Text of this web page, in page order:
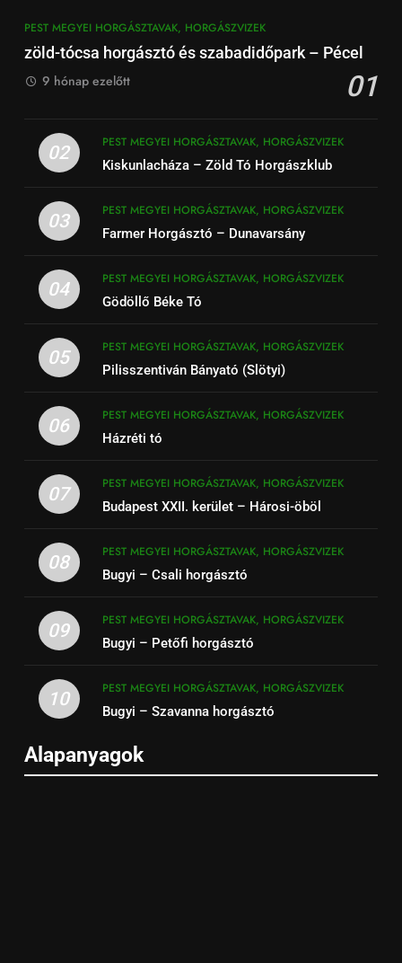
PEST MEGYEI HORGÁSZTAVAK, HORGÁSZVIZEK
zöld-tócsa horgásztó és szabadidőpark – Pécel
01
9 hónap ezelőtt
02
PEST MEGYEI HORGÁSZTAVAK, HORGÁSZVIZEK
Kiskunlacháza – Zöld Tó Horgászklub
03
PEST MEGYEI HORGÁSZTAVAK, HORGÁSZVIZEK
Farmer Horgásztó – Dunavarsány
04
PEST MEGYEI HORGÁSZTAVAK, HORGÁSZVIZEK
Gödöllő Béke Tó
05
PEST MEGYEI HORGÁSZTAVAK, HORGÁSZVIZEK
Pilisszentiván Bányató (Slötyi)
06
PEST MEGYEI HORGÁSZTAVAK, HORGÁSZVIZEK
Házréti tó
07
PEST MEGYEI HORGÁSZTAVAK, HORGÁSZVIZEK
Budapest XXII. kerület – Hárosi-öböl
08
PEST MEGYEI HORGÁSZTAVAK, HORGÁSZVIZEK
Bugyi – Csali horgásztó
09
PEST MEGYEI HORGÁSZTAVAK, HORGÁSZVIZEK
Bugyi – Petőfi horgásztó
10
PEST MEGYEI HORGÁSZTAVAK, HORGÁSZVIZEK
Bugyi – Szavanna horgásztó
Alapanyagok